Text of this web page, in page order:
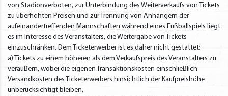
von Stadionverboten, zur Unterbindung des Weiterverkaufs von Tickets
zu überhöhten Preisen und zur Trennung von Anhängern der
aufeinandertreffenden Mannschaften während eines Fußballspiels liegt
es im Interesse des Veranstalters, die Weitergabe von Tickets
einzuschränken. Dem Ticketerwerber ist es daher nicht gestattet:
a) Tickets zu einem höheren als dem Verkaufspreis des Veranstalters zu
veräußern, wobei die eigenen Transaktionskosten einschließlich
Versandkosten des Ticketerwerbers hinsichtlich der Kaufpreishöhe
unberücksichtigt bleiben,